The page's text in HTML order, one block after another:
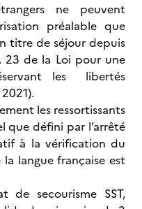
ne peuvent
préalable que
titre de séjour depuis
de la Loi pour une
les libertés
les ressortissants
que défini par l’arrêté
à la vérification du
langue française est
de secourisme SST,